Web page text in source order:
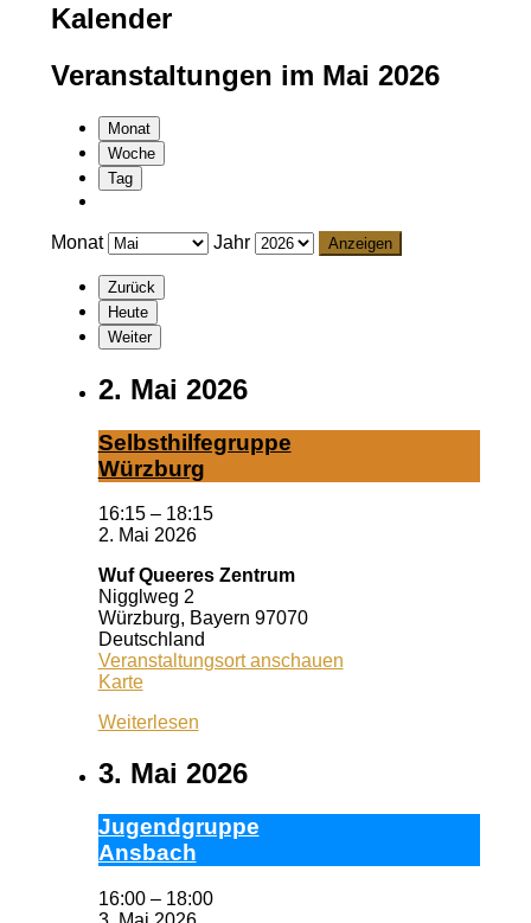
Kalender
Veranstaltungen im Mai 2026
Monat
Woche
Tag
Monat Jahr
Zurück
Heute
Weiter
2. Mai 2026
Selbst­hil­fe­grup­pe
Würz­burg
16:15 – 18:15
2. Mai 2026
Wuf Queeres Zentrum
Nigglweg 2
Würzburg, Bayern 97070
Deutschland
Veranstaltungsort anschauen
KarteWuf
Zentrum
Weiterlesen
3. Mai 2026
Ju­gend­grup­pe
Ans­bach
16:00 – 18:00